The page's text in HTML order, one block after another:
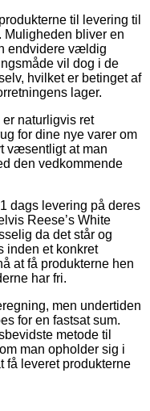
til levering til
Muligheden bliver en
endvidere vældig
vil dog i de
hvilket er betinget af
lager.
naturligvis ret
for dine nye varer om
væsentligt at man
den vedkommende
dags levering på deres
Reese’s White
da det står og
inden et konkret
at få produkterne hen
har fri.
men undertiden
for en fastsat sum.
metode til
man opholder sig i
få leveret produkterne